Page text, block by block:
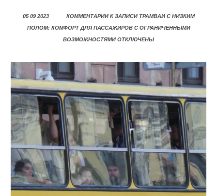
05 09 2023 КОММЕНТАРИИК ЗАПИСИ ТРАМВАИ С НИЗКИМ
ПОЛОМ: КОМФОРТ ДЛЯ ПАССАЖИРОВ С ОГРАНИЧЕННЫМИ
ВОЗМОЖНОСТЯМИ ОТКЛЮЧЕНЫ